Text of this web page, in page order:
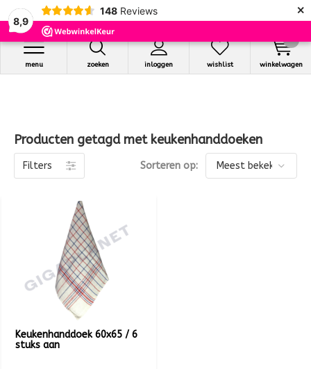
8,9
148 Reviews ×
zoeken inloggen
menu wishlist winkelwagen
Producten getagd met keukenhanddoeken
Filters Sorteren op:
Keukenhanddoek 60x65 / 6
stuks aan